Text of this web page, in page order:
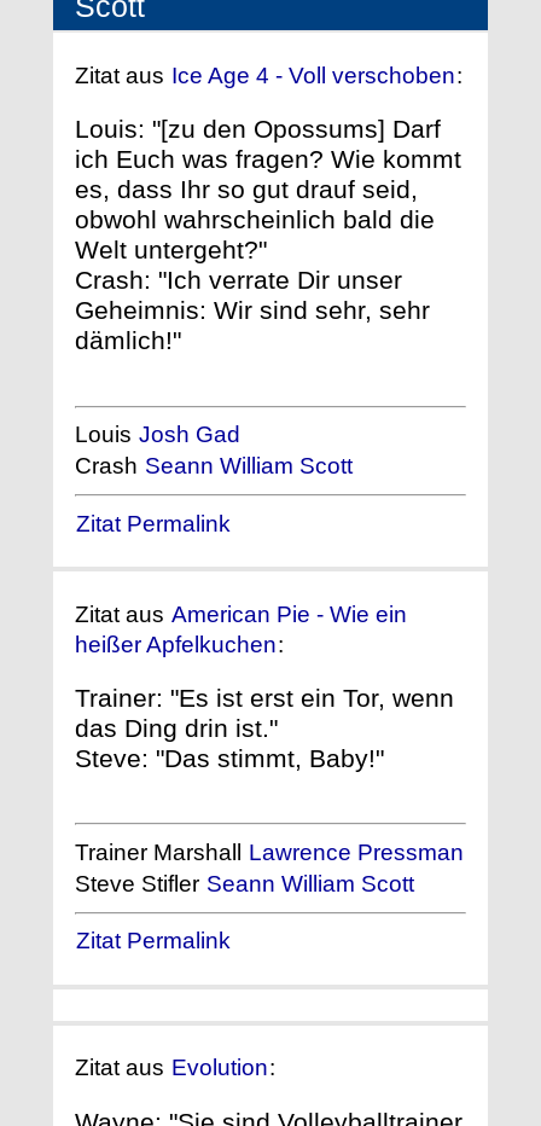
Scott
Zitat aus Ice Age 4 - Voll verschoben:
Louis: "[zu den Opossums] Darf
ich Euch was fragen? Wie kommt
es, dass Ihr so gut drauf seid,
obwohl wahrscheinlich bald die
Welt untergeht?"
Crash: "Ich verrate Dir unser
Geheimnis: Wir sind sehr, sehr
dämlich!"
Louis Josh Gad
Crash Seann William Scott
Zitat Permalink
Zitat aus American Pie - Wie ein
heißer Apfelkuchen:
Trainer: "Es ist erst ein Tor, wenn
das Ding drin ist."
Steve: "Das stimmt, Baby!"
Trainer Marshall Lawrence Pressman
Steve Stifler Seann William Scott
Zitat Permalink
Zitat aus Evolution: